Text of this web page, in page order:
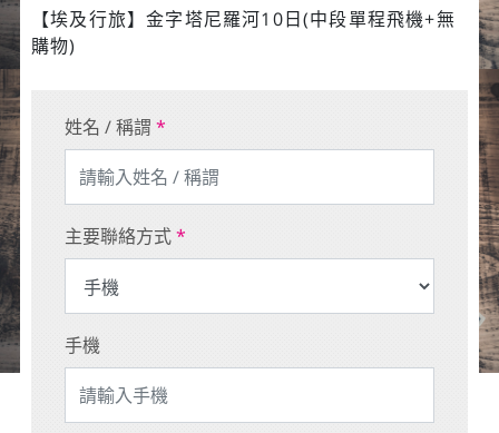
【埃及行旅】金字塔尼羅河10日(中段單程飛機+無
購物)
姓名 / 稱謂 *
主要聯絡方式*
手機